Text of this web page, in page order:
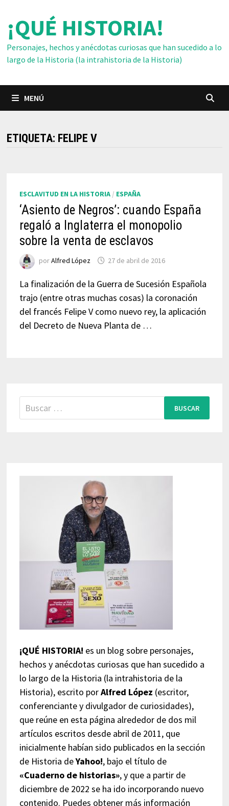
contenido
¡QUÉ HISTORIA!
Personajes, hechos y anécdotas curiosas que han sucedido a lo
largo de la Historia (la intrahistoria de la Historia)
MENÚ
ETIQUETA: FELIPE V
ESCLAVITUD EN LA HISTORIA/ ESPAÑA
‘Asiento de Negros’: cuando España
regaló a Inglaterra el monopolio
sobre la venta de esclavos
porAlfred López 27 de abril de 2016
La finalización de la Guerra de Sucesión Española
trajo (entre otras muchas cosas) la coronación
del francés Felipe V como nuevo rey, la aplicación
del Decreto de Nueva Planta de …
Buscar:
¡QUÉ HISTORIA! es un blog sobre personajes,
hechos y anécdotas curiosas que han sucedido a
lo largo de la Historia (la intrahistoria de la
Historia), escrito porAlfred López (escritor,
conferenciante y divulgador de curiosidades),
que reúne en esta página alrededor de dos mil
artículos escritos desde abril de 2011, que
inicialmente habían sido publicados en la sección
de Historia deYahoo!, bajo el título de
«Cuaderno de historias», y que a partir de
diciembre de 2022 se ha ido incorporando nuevo
contenido. Puedes obtener más información